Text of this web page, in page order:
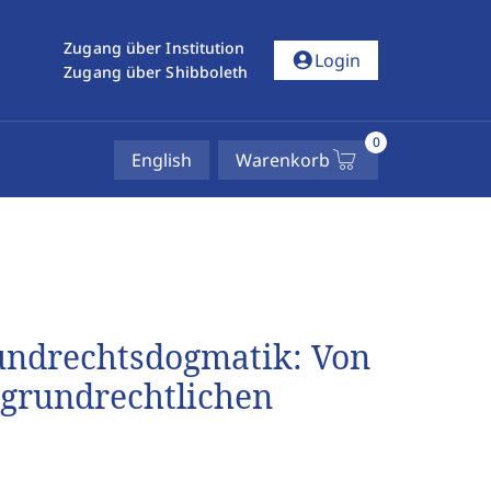
Zugang über Institution
Zugang über Shibboleth
account_circleLogin
English Warenkorb
0
Von